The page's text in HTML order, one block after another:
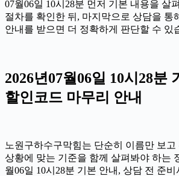
07월06일 10시28분 먼저 기본 내용을 살
절차를 확인한 뒤, 마지막으로 상담을 통
안내를 받으면 더 정확하게 판단할 수 있
2026년07월06일 10시28분
할인코드 마무리 안내
노원구하수구막힘는 단순히 이름만 보고
상황에 맞는 기준을 함께 살펴봐야 하는
월06일 10시28분 기본 안내, 상담 전 준